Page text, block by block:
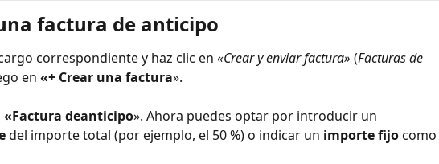
factura de anticipo
correspondiente y haz clic en «Crear y enviar factura» (Facturas de
en «+ Crear una factura».
«Factura deanticipo». Ahora puedes optar por introducir un
del importe total (por ejemplo, el 50 %) o indicar un importe fijo como